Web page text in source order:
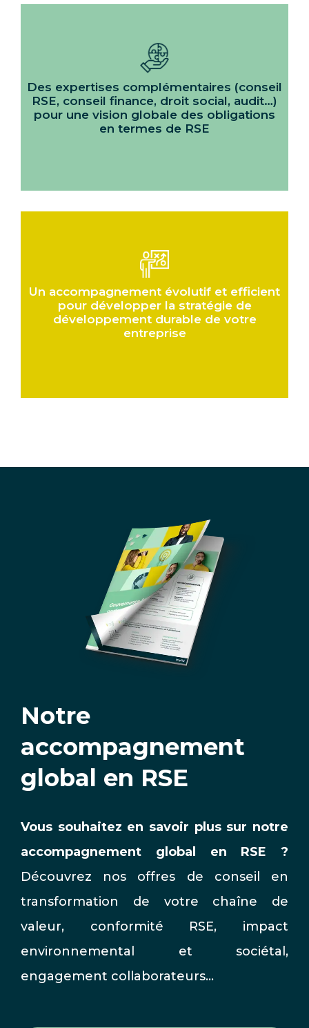
Des expertises complémentaires (conseil
RSE, conseil finance, droit social, audit…)
pour une vision globale des obligations
en termes de RSE
Un accompagnement évolutif et efficient
pour développer la stratégie de
développement durable de votre
entreprise
Notre
accompagnement
global en RSE
Vous souhaitez en savoir plus sur notre
accompagnement global en RSE ?
Découvrez nos offres de conseil en
transformation de votre chaîne de
valeur, conformité RSE, impact
environnemental et sociétal,
engagement collaborateurs…